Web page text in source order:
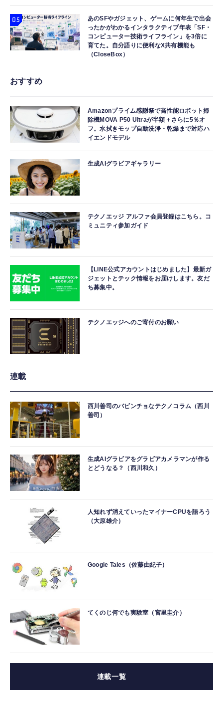
あのSFやガジェット、ゲームに何年生で出会
ったかがわかるインタラクティブ年表「SF・
コンピューター技術ライフライン」を3倍に
育てた。自分語りに便利なX共有機能も
（CloseBox）
おすすめ
Amazonプライム感謝祭で高性能ロボット掃
除機MOVA P50 Ultraが半額＋さらに5％オ
フ。水拭きモップ自動洗浄・乾燥まで対応ハ
イエンドモデル
生成AIグラビアギャラリー
テクノエッジ アルファ会員登録はこちら。コ
ミュニティ参加ガイド
【LINE公式アカウントはじめました】最新ガ
ジェットとテック情報をお届けします。友だ
ち募集中。
テクノエッジへのご寄付のお願い
連載
西川善司のバビンチョなテクノコラム（西川
善司）
生成AIグラビアをグラビアカメラマンが作る
とどうなる？（西川和久）
人知れず消えていったマイナーCPUを語ろう
（大原雄介）
Google Tales（佐藤由紀子）
てくのじ何でも実験室（宮里圭介）
連載一覧